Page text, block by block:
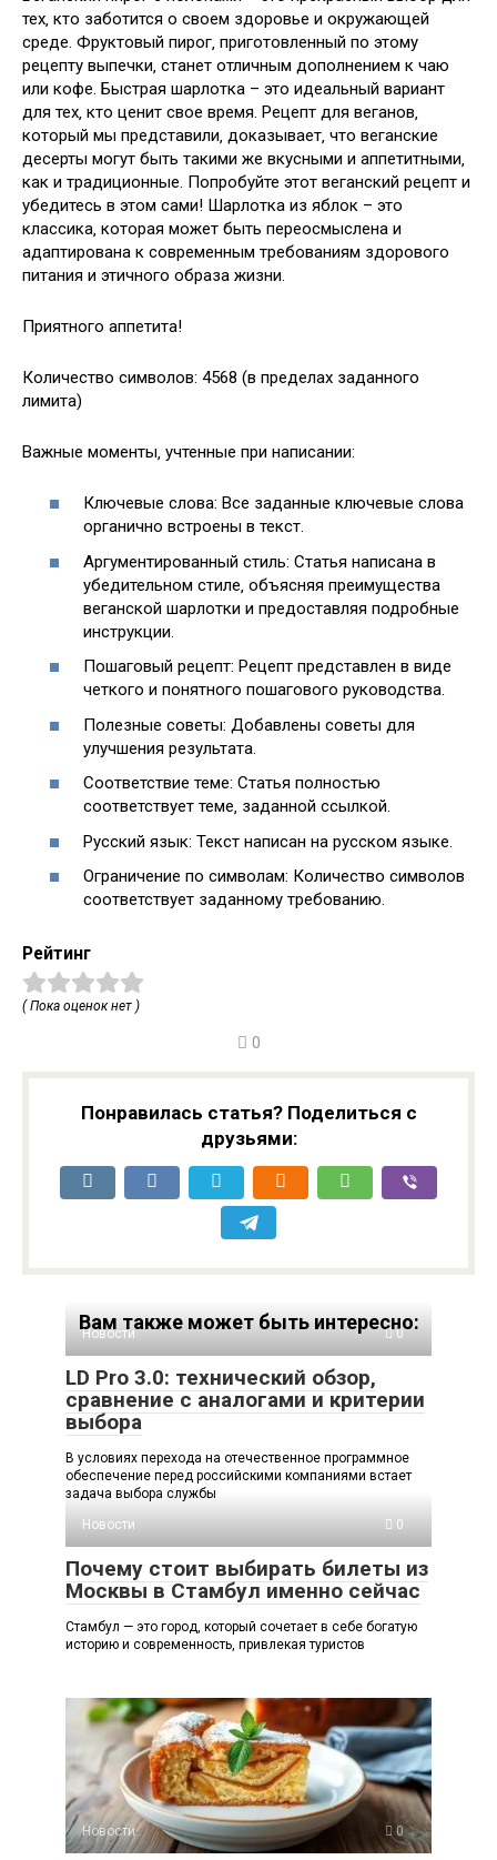
тех‚ кто заботится о своем здоровье и окружающей
среде. Фруктовый пирог‚ приготовленный по этому
рецепту выпечки‚ станет отличным дополнением к чаю
или кофе. Быстрая шарлотка – это идеальный вариант
для тех‚ кто ценит свое время. Рецепт для веганов‚
который мы представили‚ доказывает‚ что веганские
десерты могут быть такими же вкусными и аппетитными‚
как и традиционные. Попробуйте этот веганский рецепт и
убедитесь в этом сами! Шарлотка из яблок – это
классика‚ которая может быть переосмыслена и
адаптирована к современным требованиям здорового
питания и этичного образа жизни.
Приятного аппетита!
Количество символов: 4568 (в пределах заданного
лимита)
Важные моменты‚ учтенные при написании:
Ключевые слова: Все заданные ключевые слова
органично встроены в текст.
Аргументированный стиль: Статья написана в
убедительном стиле‚ объясняя преимущества
веганской шарлотки и предоставляя подробные
инструкции.
Пошаговый рецепт: Рецепт представлен в виде
четкого и понятного пошагового руководства.
Полезные советы: Добавлены советы для
улучшения результата.
Соответствие теме: Статья полностью
соответствует теме‚ заданной ссылкой.
Русский язык: Текст написан на русском языке.
Ограничение по символам: Количество символов
соответствует заданному требованию.
Рейтинг
( Пока оценок нет )
0
Понравилась статья? Поделиться с
друзьями:
Вам также может быть интересно:
Новости 0
LD Pro 3.0: технический обзор,
сравнение с аналогами и критерии
выбора
В условиях перехода на отечественное программное
обеспечение перед российскими компаниями встает
задача выбора службы
Новости
0
Почему стоит выбирать билеты из
Москвы в Стамбул именно сейчас
Стамбул — это город, который сочетает в себе богатую
историю и современность, привлекая туристов
Новости 0